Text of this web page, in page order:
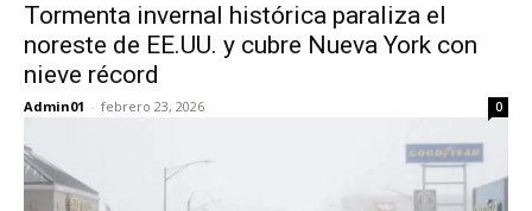
Tormenta invernal histórica paraliza el
noreste de EE.UU. y cubre Nueva York con
nieve récord
Admin01 - febrero 23, 2026 0